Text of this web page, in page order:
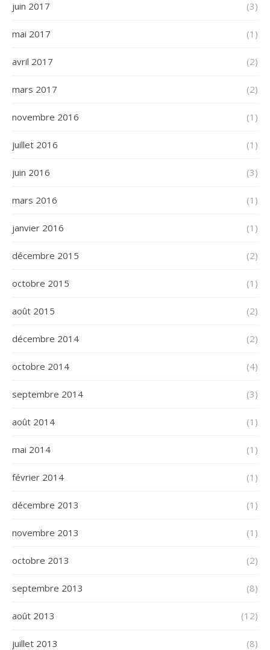
juin 2017 (3)
mai 2017 (1)
avril 2017 (2)
mars 2017 (2)
novembre 2016 (1)
juillet 2016 (1)
juin 2016 (3)
mars 2016 (1)
janvier 2016 (1)
décembre 2015 (2)
octobre 2015 (1)
août 2015 (2)
décembre 2014 (2)
octobre 2014 (4)
septembre 2014 (3)
août 2014 (1)
mai 2014 (1)
février 2014 (1)
décembre 2013 (1)
novembre 2013 (1)
octobre 2013 (2)
septembre 2013 (8)
août 2013 (12)
juillet 2013 (8)